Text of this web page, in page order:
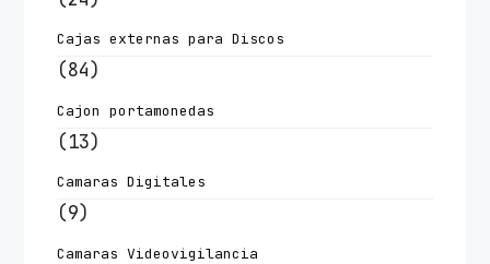
Cajas externas para Discos
(84)
Cajon portamonedas
(13)
Camaras Digitales
(9)
Camaras Videovigilancia